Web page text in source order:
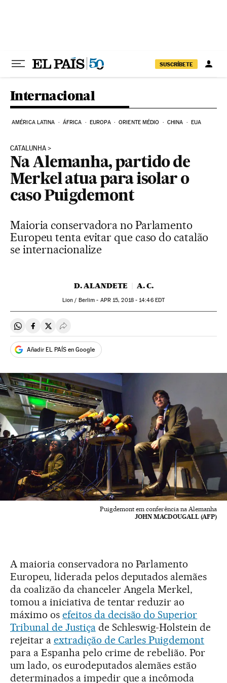
SUSCRÍBETE
Internacional
AMÉRICA LATINA ÁFRICA EUROPA ORIENTE MÉDIO CHINA EUA
CATALUNHA
Na Alemanha, partido de
Merkel atua para isolar o
caso Puigdemont
Maioria conservadora no Parlamento
Europeu tenta evitar que caso do catalão
se internacionalize
D. ALANDETE A. C.
Lion / Berlim - APR15, 2018 - 14:46EDT
Compartir en Whatsapp
Compartir en Facebook
Compartir en Twitter
Desplegar Redes Sociales
Añadir EL PAÍS en Google
Puigdemont em conferência na Alemanha
JOHN MACDOUGALL (AFP)
A maioria conservadora no Parlamento
Europeu, liderada pelos deputados alemães
da coalizão da chanceler Angela Merkel,
tomou a iniciativa de tentar reduzir ao
máximo os efeitos da decisão do Superior
Tribunal de Justiçade Schleswig-Holstein de
rejeitar a extradição de Carles Puigdemont
para a Espanha pelo crime de rebelião. Por
um lado, os eurodeputados alemães estão
determinados a impedir que a incômoda